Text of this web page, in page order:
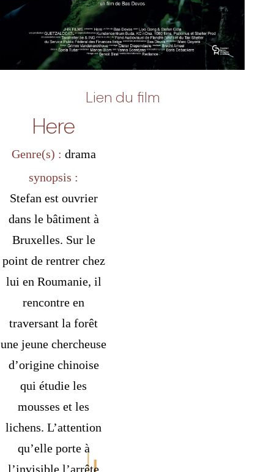
Lien du film
Here
Genre(s) : drama
synopsis :
Stefan est ouvrier
dans le bâtiment à
Bruxelles. Sur le
point de rentrer chez
lui en Roumanie, il
rencontre en
traversant la forêt
une jeune chercheuse
d’origine chinoise
qui étudie les
mousses et les
lichens. L’attention
qu’elle porte à
l’invisible l’arrête